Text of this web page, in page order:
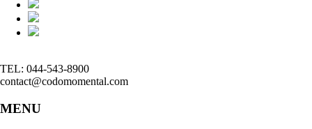
TEL: 044-543-8900
contact@codomomental.com
MENU